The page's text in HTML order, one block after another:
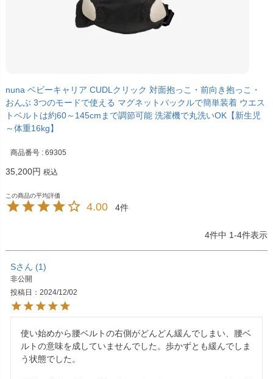
nuna ベビーキャリア CUDLクリック 対面抱っこ・前向き抱っこ・
おんぶ 3つのモードで使える マグネットバックルで簡単装着 ウエス
トベルトは約60～145cmまで調節可能 洗濯機で丸洗いOK【新生児
～体重16kg】
商品番号 69305
35,200 税込
4.00 4
4件中 1-4件表示
S 1
非公開
投稿日
2024/12/02
使い始めから腰ベルトの右側がどんどん緩んでしまい、腰ベ
ルトの意味を成していませんでした。歩かずとも緩んでしま
う状態でした。